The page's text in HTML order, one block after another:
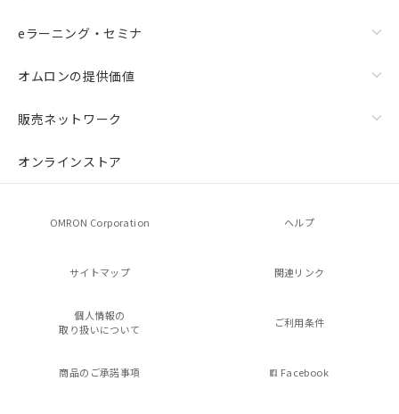
eラーニング・セミナ
オムロンの提供価値
販売ネットワーク
オンラインストア
OMRON Corporation ヘルプ
サイトマップ 関連リンク
個人情報の
取り扱いについて
ご利用条件
商品のご承諾事項 Facebook